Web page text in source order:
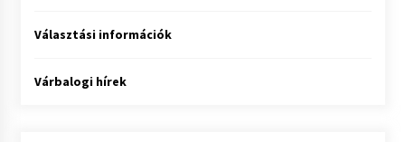
Választási információk
Várbalogi hírek